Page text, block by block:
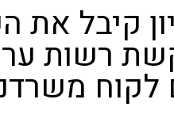
קיבל את
רשות